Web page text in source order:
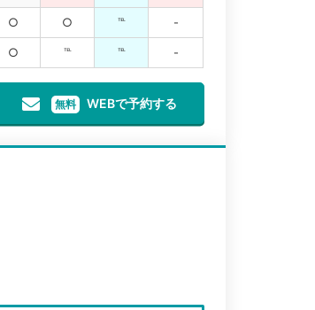
○ ○ ℡ -
○ ℡ ℡ -
無料 WEBで予約する